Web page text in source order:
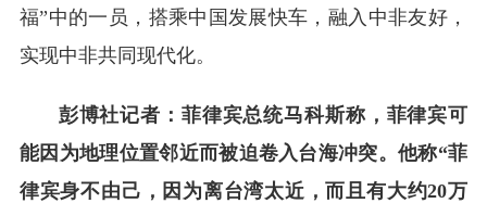
福”中的一员，搭乘中国发展快车，融入中非友好，
实现中非共同现代化。
彭博社记者：菲律宾总统马科斯称，菲律宾可
能因为地理位置邻近而被迫卷入台海冲突。他称“菲
律宾身不由己，因为离台湾太近，而且有大约20万